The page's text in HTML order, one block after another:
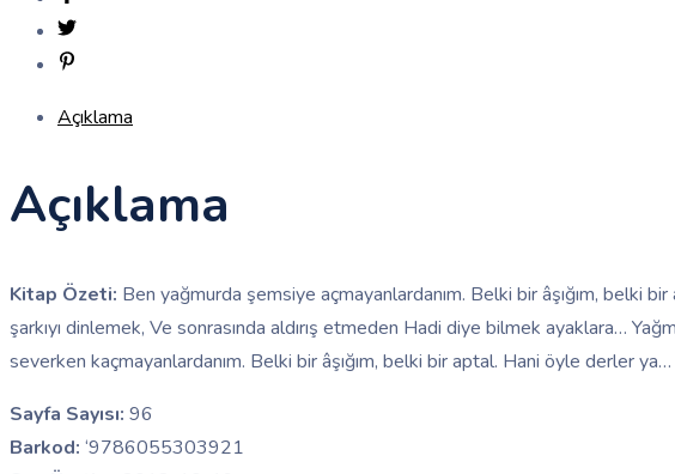
Açıklama
Açıklama
Kitap Özeti: Ben yağmurda şemsiye açmayanlardanım. Belki bir âşığım, belki
şarkıyı dinlemek, Ve sonrasında aldırış etmeden Hadi diye bilmek ayaklara…
severken kaçmayanlardanım. Belki bir âşığım, belki bir aptal. Hani öyle derler ya…
Sayfa Sayısı: 96
Barkod: ‘9786055303921